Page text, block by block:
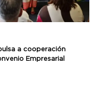
a cooperación
Empresarial